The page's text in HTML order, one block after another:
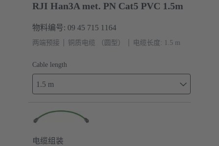
RJI Han3A met. PN Cat5 PVC 1.5m
物料编号: 09 45 715 1164
两端预接 铜质电缆 （圆型） 电缆长度: 1.5 m
Cable length
1.5 m
电缆组装